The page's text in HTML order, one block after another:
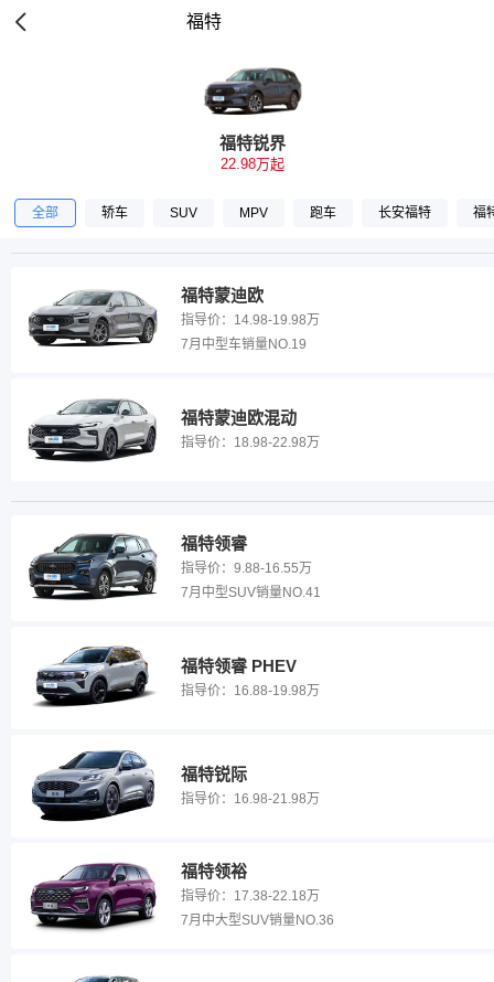
福特
福特锐界
22.98万起
全部 轿车 SUV MPV 跑车 长安福特 福
福特蒙迪欧
指导价： 14.98-19.98万
7月中型车销量NO.19
福特蒙迪欧混动
指导价： 18.98-22.98万
福特领睿
指导价： 9.88-16.55万
7月中型SUV销量NO.41
福特领睿 PHEV
指导价： 16.88-19.98万
福特锐际
指导价： 16.98-21.98万
福特领裕
指导价： 17.38-22.18万
7月中大型SUV销量NO.36